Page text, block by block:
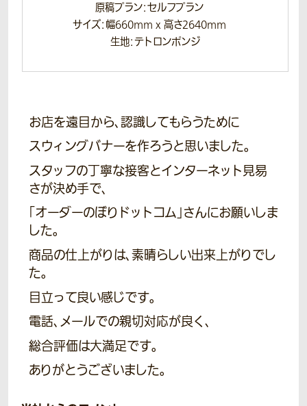
原稿プラン：セルフプラン
サイズ：幅660mm x 高さ2640mm
生地：テトロンポンジ
お店を遠目から、認識してもらうために
スウィングバナーを作ろうと思いました。
スタッフの丁寧な接客とインターネット見易
さが決め手で、
「オーダーのぼりドットコム」さんにお願いしま
した。
商品の仕上がりは、素晴らしい出来上がりでし
た。
目立って良い感じです。
電話、メールでの親切対応が良く、
総合評価は大満足です。
ありがとうございました。